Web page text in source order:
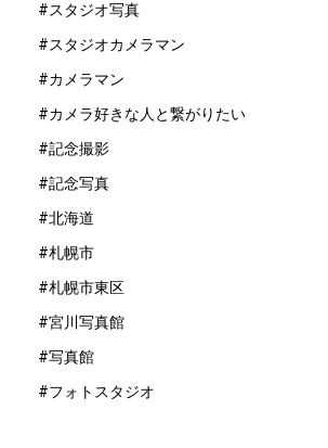
#スタジオ写真
#スタジオカメラマン
#カメラマン
#カメラ好きな人と繋がりたい
#記念撮影
#記念写真
#北海道
#札幌市
#札幌市東区
#宮川写真館
#写真館
#フォトスタジオ